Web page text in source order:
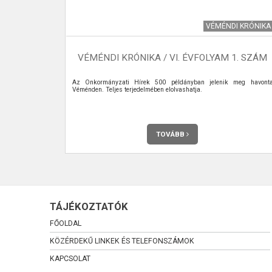
VÉMÉNDI KRÓNIKA
VÉMÉNDI KRÓNIKA / VI. ÉVFOLYAM 1. SZÁM
Az Önkormányzati Hírek 500 példányban jelenik meg havonta
Véménden. Teljes terjedelmében elolvashatja.
TOVÁBB
TÁJÉKOZTATÓK
FŐOLDAL
KÖZÉRDEKŰ LINKEK ÉS TELEFONSZÁMOK
KAPCSOLAT